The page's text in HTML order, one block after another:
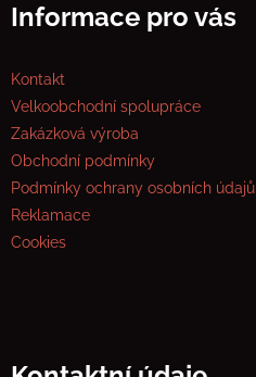
Informace pro vás
Kontakt
Velkoobchodní spolupráce
Zakázková výroba
Obchodní podmínky
Podmínky ochrany osobních údajů
Reklamace
Cookies